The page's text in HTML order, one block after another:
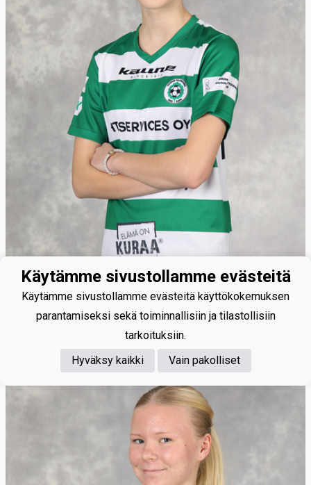
21
Koski Elsi
Käytämme sivustollamme evästeitä
Käytämme sivustollamme evästeitä käyttökokemuksen
parantamiseksi sekä toiminnallisiin ja tilastollisiin
tarkoituksiin.
Hyväksy kaikki
Vain pakolliset